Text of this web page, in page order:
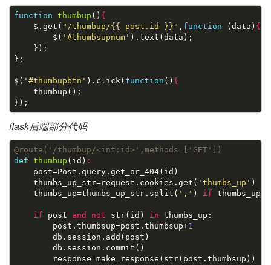
function thumbup () {
$.get( "/thumbup/{{ post.id }}" , function (data) {
        $(
'#thumbsupnum' ).text(data);
    });
};
$( '#thumbupbtn' ).click( function () {
    thumbup();
flask后端部分代码
@route('/thumbup/<int:id>',methods=['GET'])
def thumbup (id) :
post=Post.query.get_or_404(id)
    thumbs_up_str=request.cookies.get(
'thumbs_up' )
    thumbs_up=thumbs_up_str.split(
',' ) if
if post and not str(id) in thumbs_up:
        post.thumbsup=post.thumbsup+
1
        db.session.add(post)
        db.session.commit()
        response=make_response(str(post.thumbsup))